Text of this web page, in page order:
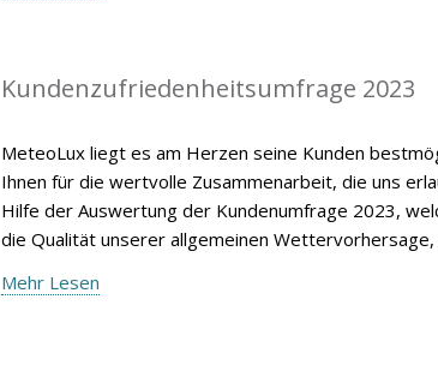
Kundenzufriedenheitsumfrage 2023
MeteoLux liegt es am Herzen seine Kunden
Ihnen für die wertvolle Zusammenarbeit, die uns
Hilfe der Auswertung der Kundenumfrage 2023,
die Qualität unserer allgemeinen
Mehr Lesen